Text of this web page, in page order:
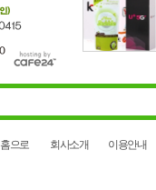
홈으로 회사소개 이용안내